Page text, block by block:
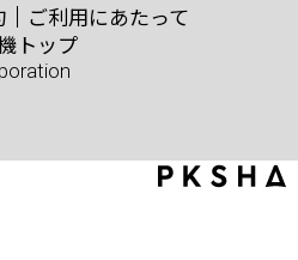
ご利用にあたって
トップ